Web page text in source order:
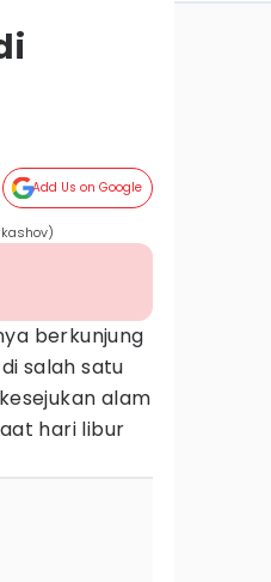
Add Us on Google
berkunjung
salah satu
alam
hari libur